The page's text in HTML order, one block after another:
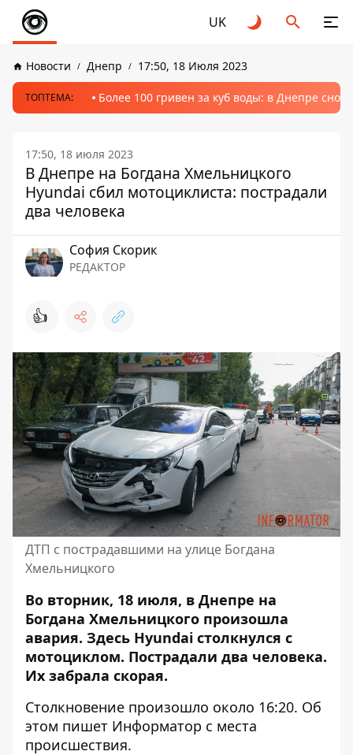
UK
Новости Днепр 17:50, 18 Июля 2023
ТОПТЕМА: Более 100 гривен за куб воды: в Днепре
17:50, 18 июля 2023
В Днепре на Богдана Хмельницкого
Hyundai сбил мотоциклиста: пострадали
два человека
София Скорик
РЕДАКТОР
👍
ДТП с пострадавшими на улице Богдана
Хмельницкого
Во вторник, 18 июля, в Днепре на
Богдана Хмельницкого произошла
авария. Здесь Hyundai столкнулся с
мотоциклом. Пострадали два человека.
Их забрала скорая.
Столкновение произошло около 16:20. Об
этом пишет Информатор с места
происшествия.